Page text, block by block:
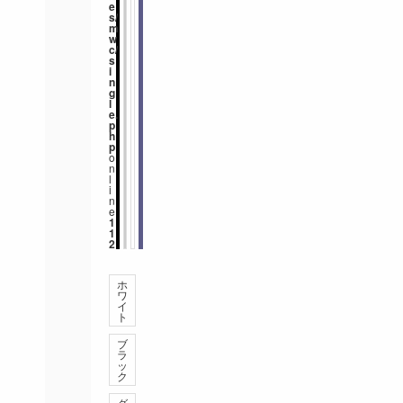
e
s/
m
w
c/
s
i
n
g
l
e.
p
h
p
o
n
l
i
n
e
1
1
2
ホ
ワ
イ
ト
ブ
ラ
ッ
ク